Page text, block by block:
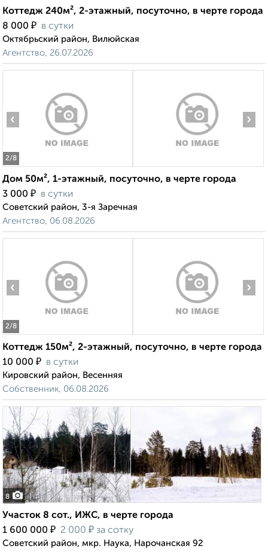
Коттедж 240м², 2-этажный, посуточно, в черте города
8 000 ₽ в сутки
Октябрьский район, Вилюйская
Агентство, 26.07.2026
2/8
‹ ›
Дом 50м², 1-этажный, посуточно, в черте города
3 000 ₽ в сутки
Советский район, 3-я Заречная
Агентство, 06.08.2026
2/8
‹ ›
Коттедж 150м², 2-этажный, посуточно, в черте города
10 000 ₽ в сутки
Кировский район, Весенняя
Собственник, 06.08.2026
8
Участок 8 сот., ИЖС, в черте города
1 600 000 ₽ 2 000 ₽ за сотку
Советский район, мкр. Наука, Нарочанская 92